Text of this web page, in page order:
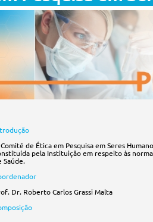
de Ética em Pesquisa em Seres
pela Instituição em respeito às
Saúde.
Dr. Roberto Carlos Grassi Malta